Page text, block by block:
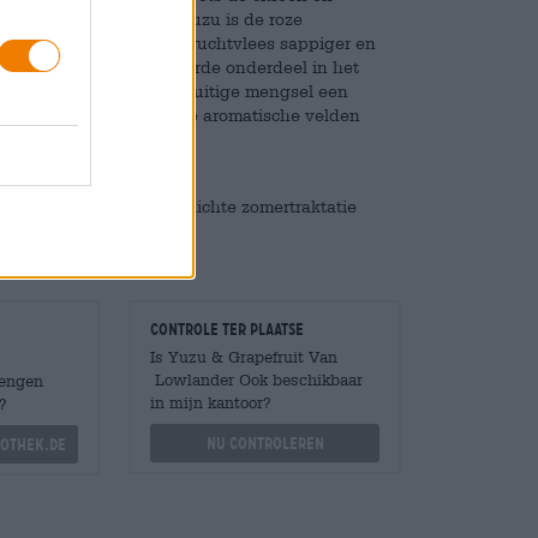
op de exotische yuzu is de roze
de variant met roze vruchtvlees sappiger en
vruchten. Het derde onderdeel in het
Earl Grey, die het fruitige mengsel een
van verschillende aromatische velden
alcohol een pittige, lichte zomertraktatie
Azië voert!
Controle ter plaatse
Is Yuzu & Grapefruit Van
Lowlander Ook beschikbaar
in mijn kantoor?
Nu controleren